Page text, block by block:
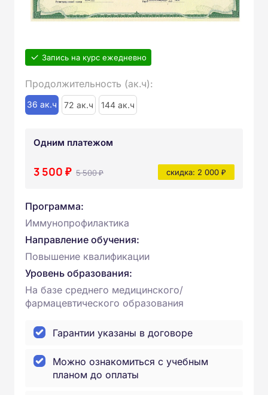
Запись на курс ежедневно
Продолжительность (ак.ч):
36 ак.ч 72 ак.ч 144 ак.ч
Одним платежом
3 500 ₽ 5 500 ₽ скидка: 2 000 ₽
Программа:
Иммунопрофилактика
Направление обучения:
Повышение квалификации
Уровень образования:
На базе среднего медицинского/
фармацевтического образования
Гарантии указаны в договоре
Можно ознакомиться с учебным
планом до оплаты